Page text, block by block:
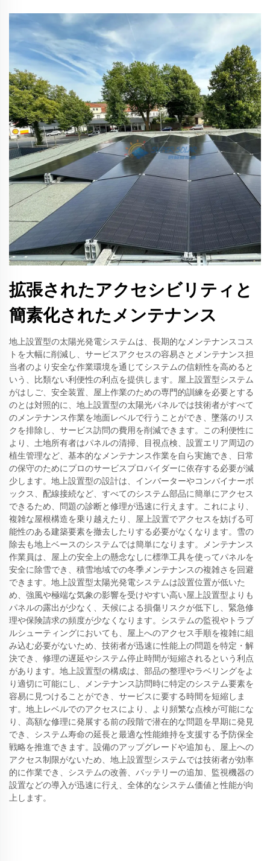
拡張されたアクセシビリティと
簡素化されたメンテナンス
地上設置型の太陽光発電システムは、長期的なメンテナンスコス
トを大幅に削減し、サービスアクセスの容易さとメンテナンス担
当者のより安全な作業環境を通じてシステムの信頼性を高めると
いう、比類ない利便性の利点を提供します。屋上設置型システム
がはしご、安全装置、屋上作業のための専門的訓練を必要とする
のとは対照的に、地上設置型の太陽光パネルでは技術者がすべて
のメンテナンス作業を地面レベルで行うことができ、墜落のリス
クを排除し、サービス訪問の費用を削減できます。この利便性に
より、土地所有者はパネルの清掃、目視点検、設置エリア周辺の
植生管理など、基本的なメンテナンス作業を自ら実施でき、日常
の保守のためにプロのサービスプロバイダーに依存する必要が減
少します。地上設置型の設計は、インバーターやコンバイナーボ
ックス、配線接続など、すべてのシステム部品に簡単にアクセス
できるため、問題の診断と修理が迅速に行えます。これにより、
複雑な屋根構造を乗り越えたり、屋上設置でアクセスを妨げる可
能性のある建築要素を撤去したりする必要がなくなります。雪の
除去も地上ベースのシステムでは簡単になります。メンテナンス
作業員は、屋上の安全上の懸念なしに標準工具を使ってパネルを
安全に除雪でき、積雪地域での冬季メンテナンスの複雑さを回避
できます。地上設置型太陽光発電システムは設置位置が低いた
め、強風や極端な気象の影響を受けやすい高い屋上設置型よりも
パネルの露出が少なく、天候による損傷リスクが低下し、緊急修
理や保険請求の頻度が少なくなります。システムの監視やトラブ
ルシューティングにおいても、屋上へのアクセス手順を複雑に組
み込む必要がないため、技術者が迅速に性能上の問題を特定・解
決でき、修理の遅延やシステム停止時間が短縮されるという利点
があります。地上設置型の構成は、部品の整理やラベリングをよ
り適切に可能にし、メンテナンス訪問時に特定のシステム要素を
容易に見つけることができ、サービスに要する時間を短縮しま
す。地上レベルでのアクセスにより、より頻繁な点検が可能にな
り、高額な修理に発展する前の段階で潜在的な問題を早期に発見
でき、システム寿命の延長と最適な性能維持を支援する予防保全
戦略を推進できます。設備のアップグレードや追加も、屋上への
アクセス制限がないため、地上設置型システムでは技術者が効率
的に作業でき、システムの改善、バッテリーの追加、監視機器の
設置などの導入が迅速に行え、全体的なシステム価値と性能が向
上します。